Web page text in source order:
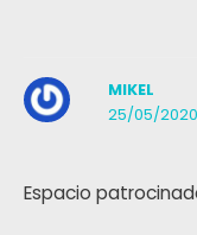
MIKEL
25/05/2020
Espacio